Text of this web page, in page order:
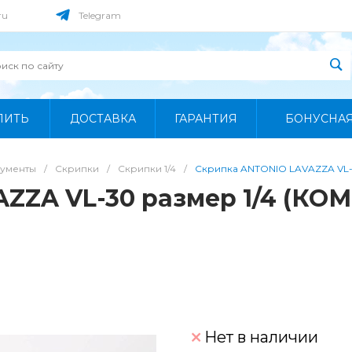
Telegram
ДОСТАВКА ГАРАНТИЯ
/ Скрипки / Скрипки 1/4 / Скрипка ANTONIO LAVAZZA
VL-30 размер 1/4
Нет в наличии